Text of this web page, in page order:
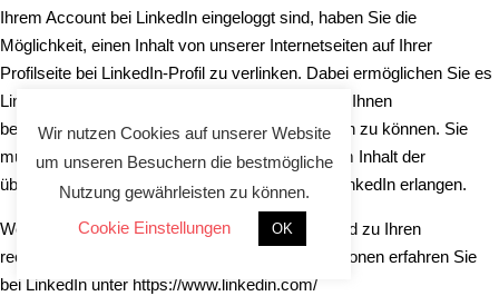
Ihrem Account bei LinkedIn eingeloggt sind, haben Sie die
Möglichkeit, einen Inhalt von unserer Internetseiten auf Ihrer
Profilseite bei LinkedIn-Profil zu verlinken. Dabei ermöglichen Sie es
LinkedIn, Ihren Besuch auf unserer Internetseite Ihnen
beziehungsweise Ihrem Benutzerkonto zuordnen zu können. Sie
müssen wissen, dass wir keinerlei Kenntnis vom Inhalt der
übermittelten Daten und deren Nutzung durch LinkedIn erlangen.
Weitere Einzelheiten zur Erhebung der Daten und zu Ihren
rechtlichen Möglichkeiten sowie Einstellungsoptionen erfahren Sie
bei LinkedIn unter https://www.linkedin.com/
Wir nutzen Cookies auf unserer Website
um unseren Besuchern die bestmögliche
Nutzung gewährleisten zu können.
Cookie Einstellungen
OK